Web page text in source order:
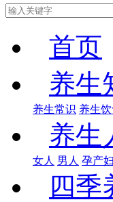
首页
养生
养生常识 养生
养生
女人 男人 孕产妇
四季